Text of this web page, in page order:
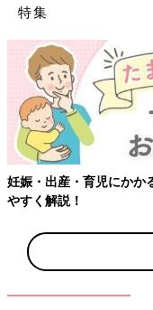
特集
り
【ワクチン接種で